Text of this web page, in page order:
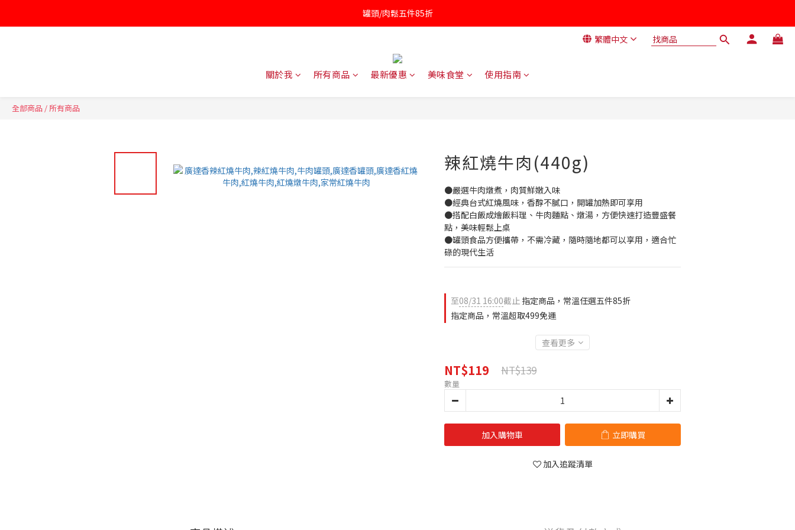
凱撒醬第二件半價
針對近期供應商油品檢驗不符法規聲明書
繁體中文
關於我 所有商品 最新優惠 美味食堂 使用指南
全部商品 / 所有商品
辣紅燒牛肉(440g)
●嚴選牛肉燉煮，肉質鮮嫩入味
●經典台式紅燒風味，香醇不膩口，開罐加熱即可享用
●搭配白飯成燴飯料理、牛肉麵點、燉湯，方便快速打造豐盛餐
點，美味輕鬆上桌
●罐頭食品方便攜帶，不需冷藏，隨時隨地都可以享用，適合忙
碌的現代生活
至08/31 16:00截止 指定商品，常溫任選五件85折
指定商品，常溫超取499免運
查看更多
NT$119 NT$139
數量
加入購物車 立即購買
加入追蹤清單